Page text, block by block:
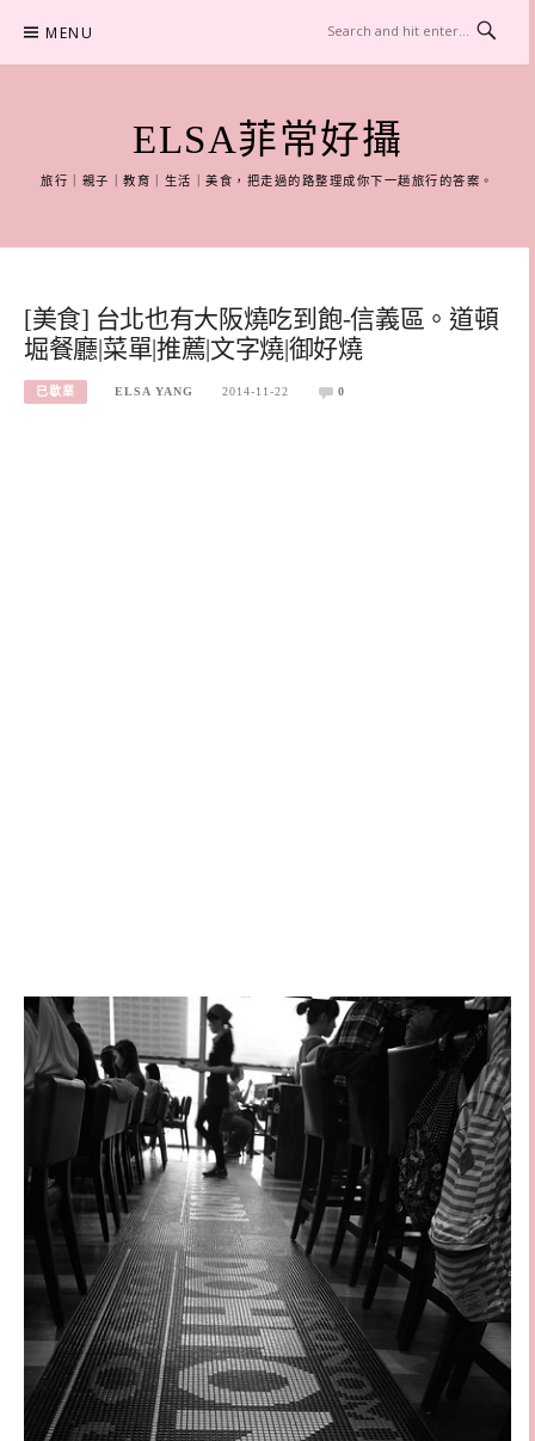
content
MENU
ELSA菲常好攝
旅行｜親子｜教育｜生活｜美食，把走過的路整理成你下一趟旅行的答案。
[美食] 台北也有大阪燒吃到飽-信義區。道頓
堀餐廳|菜單|推薦|文字燒|御好燒
已歇業 ELSA YANG 2014-11-22 0